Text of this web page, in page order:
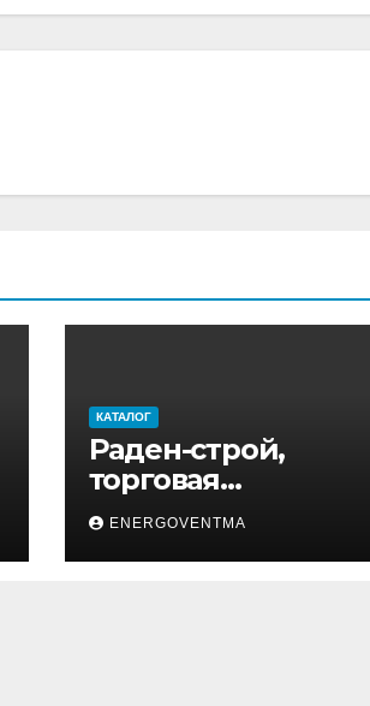
КАТАЛОГ
Раден-строй,
торговая
компания
ENERGOVENTMA